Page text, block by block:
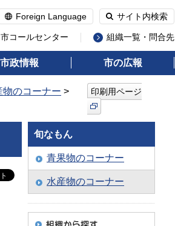
Foreign Language サイト内検索
コールセンター 組織一覧・問合先
市政情報 市の広報
物のコーナー >
印刷用ページ
旬なもん
青果物のコーナー
水産物のコーナー